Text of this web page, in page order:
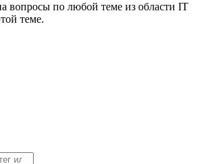
вопросы по любой теме из области IT
теме.